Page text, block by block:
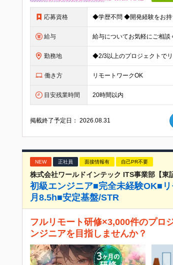
応募資格
給与
勤務地
働き方 リモートワークOK
目安残業時間 20時間以内
掲載終了予定日：2026.08.31
NEW 正社員 面接情報有 自己PR不要
株式会社ワールドインテック ITS事業部【東
初級エンジニア■完全未経験OK■
月8.5h■安定基盤/STR
フルリモート研修×3,000件のプロ
ンジニアを目指しませんか？